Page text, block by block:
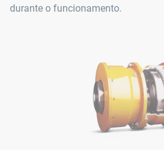
durante o funcionamento.